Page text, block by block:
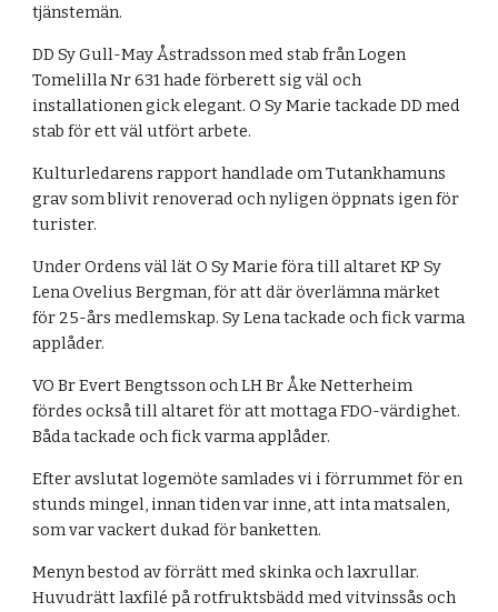
tjänstemän.
DD Sy Gull-May Åstradsson med stab från Logen
Tomelilla Nr 631 hade förberett sig väl och
installationen gick elegant. O Sy Marie tackade DD med
stab för ett väl utfört arbete.
Kulturledarens rapport handlade om Tutankhamuns
grav som blivit renoverad och nyligen öppnats igen för
turister.
Under Ordens väl lät O Sy Marie föra till altaret KP Sy
Lena Ovelius Bergman, för att där överlämna märket
för 25-års medlemskap. Sy Lena tackade och fick varma
applåder.
VO Br Evert Bengtsson och LH Br Åke Netterheim
fördes också till altaret för att mottaga FDO-värdighet.
Båda tackade och fick varma applåder.
Efter avslutat logemöte samlades vi i förrummet för en
stunds mingel, innan tiden var inne, att inta matsalen,
som var vackert dukad för banketten.
Menyn bestod av förrätt med skinka och laxrullar.
Huvudrätt laxfilé på rotfruktsbädd med vitvinssås och